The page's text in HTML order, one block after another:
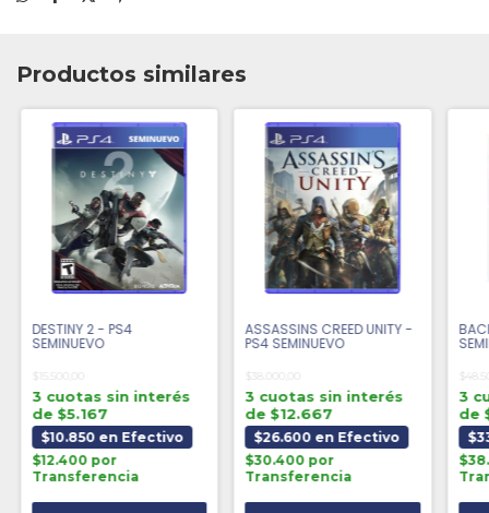
Productos similares
DESTINY 2 - PS4
SEMINUEVO
$15.500,00
3 cuotas sin interés
de $5.167
$10.850 en Efectivo
$12.400 por
Transferencia
ASSASSINS CREED UNITY -
PS4 SEMINUEVO
$38.000,00
3 cuotas sin interés
de $12.667
$26.600 en Efectivo
$30.400 por
Transferencia
3
de